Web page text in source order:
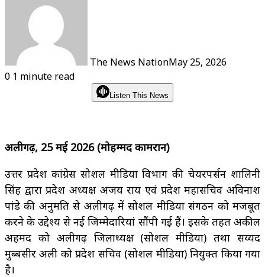
The News NationMay 25, 2026
0 1 minute read
Listen This News
अलीगढ़, 25 मई 2026 (मोहम्मद कामरान)
उत्तर प्रदेश कांग्रेस सोशल मीडिया विभाग की चेयरपर्सन शालिनी
सिंह द्वारा प्रदेश अध्यक्ष अजय राय एवं प्रदेश महासचिव अविनाश
पांडे की अनुमति से अलीगढ़ में सोशल मीडिया संगठन को मजबूत
करने के उद्देश्य से नई जिम्मेदारियां सौंपी गई हैं। इसके तहत अकील
अहमद को अलीगढ़ जिलाध्यक्ष (सोशल मीडिया) तथा सय्यद
मुब्बसीर अली को प्रदेश सचिव (सोशल मीडिया) नियुक्त किया गया
है।